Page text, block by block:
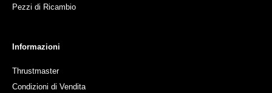
Pezzi di Ricambio
Informazioni
Thrustmaster
Condizioni di Vendita